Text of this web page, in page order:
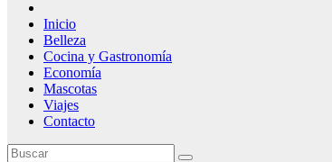
Inicio
Belleza
Cocina y Gastronomía
Economía
Mascotas
Viajes
Contacto